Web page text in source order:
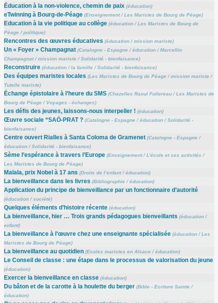
Éducation à la non-violence, chemin de paix (éducation)
eTwinning à Bourg-de-Péage (Enseignement/Les Maristes de Bourg de Péage)
Education à la vie politique au collège (éducation/Les Maristes de Bourg de
Péage/politique)
Rencontres des œuvres éducatives (éducation/mission mariste)
Un « Foyer » Champagnat (Catalogne - Espagne/éducation/Marcellin
Champagnat/mission mariste/Solidarité - bienfaisance)
Reconstruire (éducation/la famille/Solidarité - bienfaisance)
Des équipes maristes locales (Les Maristes de Bourg de Péage/mission mariste/
Tutelle mariste)
Échange épistolaire à l’heure du SMS (Chazelles Raoul Follereau/Les Maristes de
Bourg de Péage/ Voyages - échanges)
Les défis des jeunes, laissons-nous interpeller ! (éducation)
Œuvre sociale “SAÓ-PRAT ? (Catalogne - Espagne/éducation/Solidarité -
bienfaisance)
Centre ouvert Rialles à Santa Coloma de Gramenet (Catalogne - Espagne/
éducation/Solidarité - bienfaisance)
Sème l’espérance à travers l’Europe (Enseignement/L’école et ses activités /
Les Maristes de Bourg de Péage)
Malala, prix Nobel à 17 ans (Droits de l’enfant/éducation)
La bienveillance dans les livres (Bibliographie/éducation)
Application du principe de bienveillance par un fonctionnaire d’autorité
(éducation/société)
Quelques éléments d’histoire récente (éducation)
La bienveillance, hier … Trois grands pédagogues bienveillants (éducation/
enfant)
La bienveillance à l’œuvre chez une enseignante spécialisée (éducation/Les
Maristes de Bourg de Péage)
La bienveillance au quotidien (Ecoles maristes en Alsace/éducation)
Le Conseil de classe : une étape dans le processus de valorisation du jeune
(éducation)
Exercer la bienveillance en classe (éducation)
Du bâton et de la carotte à la houlette du berger (Bible - Ecriture Sainte/
éducation)